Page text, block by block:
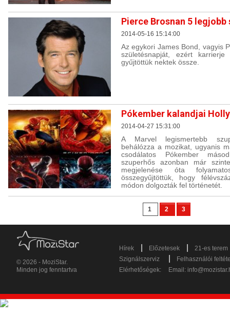
Pierce Brosnan 5 legjobb
2014-05-16 15:14:00
Az egykori James Bond, vagyis
születésnapját, ezért
gyűjtöttük nektek össze.
Pókember kalandjai
2014-04-27 15:31:00
A Marvel legismertebb
behálózza a mozikat, ugyanis
csodálatos Pókember
szuperhős azonban már
megjelenése óta
összegyűjtöttük, hogy
módon dolgozták fel történetét.
1 2 3
© 2026 - MoziStar.
Minden jog fenntartva
Hírek Előzetesek
21-es terem
Szignálszerviz
Felhasználói
Elérhetőségek:
Email: